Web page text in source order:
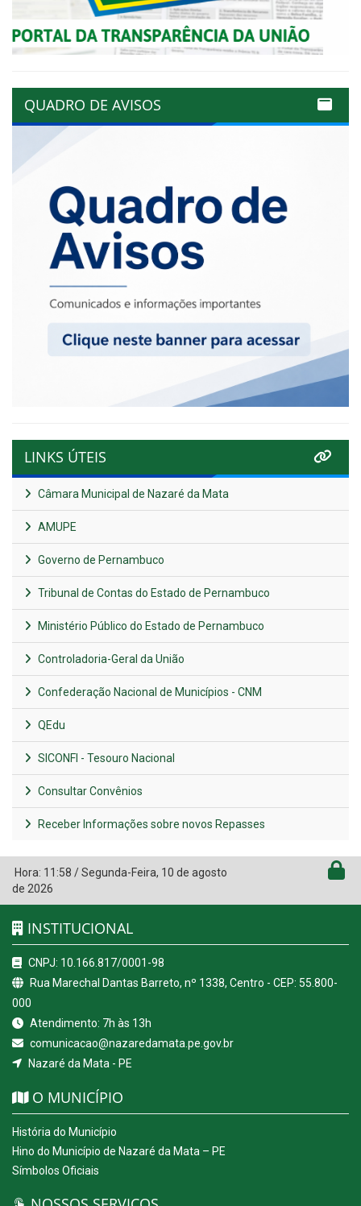
QUADRO DE AVISOS
LINKS ÚTEIS
Câmara Municipal de Nazaré da Mata
AMUPE
Governo de Pernambuco
Tribunal de Contas do Estado de Pernambuco
Ministério Público do Estado de Pernambuco
Controladoria-Geral da União
Confederação Nacional de Municípios - CNM
QEdu
SICONFI - Tesouro Nacional
Consultar Convênios
Receber Informações sobre novos Repasses
Hora: 11:58 /Segunda-Feira, 10 de agosto
de 2026
INSTITUCIONAL
CNPJ: 10.166.817/0001-98
Rua Marechal Dantas Barreto, nº 1338, Centro - CEP: 55.800-
000
Atendimento: 7h às 13h
comunicacao@nazaredamata.pe.gov.br
Nazaré da Mata - PE
O MUNICÍPIO
História do Município
Hino do Município de Nazaré da Mata – PE
Símbolos Oficiais